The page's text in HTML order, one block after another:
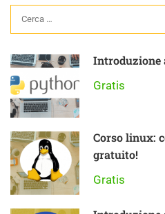
Introduzione
Gratis
Corso linux:
gratuito!
Gratis